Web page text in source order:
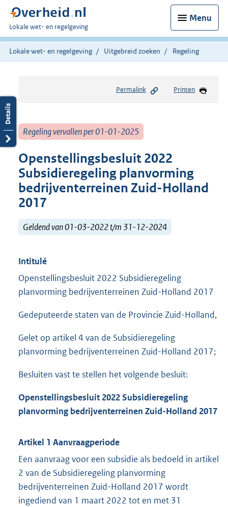
Menu
U
bent
hier:
Lokale wet- en regelgeving
Lokale wet- en regelgeving Uitgebreid zoeken Regeling
Permalink Printen
Regeling vervallen per 01-01-2025
Openstellingsbesluit 2022
Subsidieregeling planvorming
bedrijventerreinen Zuid-Holland
2017
Geldend van 01-03-2022 t/m 31-12-2024
Intitulé
Openstellingsbesluit 2022 Subsidieregeling
planvorming bedrijventerreinen Zuid-Holland 2017
Gedeputeerde staten van de Provincie Zuid-Holland,
Gelet op artikel 4 van de Subsidieregeling
planvorming bedrijventerreinen Zuid-Holland 2017;
Besluiten vast te stellen het volgende besluit:
Openstellingsbesluit 2022 Subsidieregeling
planvorming bedrijventerreinen Zuid-Holland 2017
Artikel 1 Aanvraagperiode
Een aanvraag voor een subsidie als bedoeld in artikel
2 van de Subsidieregeling planvorming
bedrijventerreinen Zuid-Holland 2017 wordt
ingediend van 1 maart 2022 tot en met 31